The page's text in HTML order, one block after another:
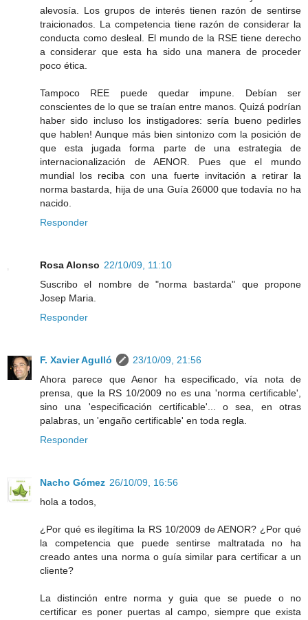
alevosía. Los grupos de interés tienen razón de sentirse
traicionados. La competencia tiene razón de considerar la
conducta como desleal. El mundo de la RSE tiene derecho
a considerar que esta ha sido una manera de proceder
poco ética.
Tampoco REE puede quedar impune. Debían ser
conscientes de lo que se traían entre manos. Quizá podrían
haber sido incluso los instigadores: sería bueno pedirles
que hablen! Aunque más bien sintonizo com la posición de
que esta jugada forma parte de una estrategia de
internacionalización de AENOR. Pues que el mundo
mundial los reciba con una fuerte invitación a retirar la
norma bastarda, hija de una Guía 26000 que todavía no ha
nacido.
Responder
Rosa Alonso 22/10/09, 11:10
Suscribo el nombre de "norma bastarda" que propone
Josep Maria.
Responder
F. Xavier Agulló
23/10/09, 21:56
Ahora parece que Aenor ha especificado, vía nota de
prensa, que la RS 10/2009 no es una 'norma certificable',
sino una 'especificación certificable'... o sea, en otras
palabras, un 'engaño certificable' en toda regla.
Responder
Nacho Gómez 26/10/09, 16:56
hola a todos,
¿Por qué es ilegítima la RS 10/2009 de AENOR? ¿Por qué
la competencia que puede sentirse maltratada no ha
creado antes una norma o guía similar para certificar a un
cliente?
La distinción entre norma y guia que se puede o no
certificar es poner puertas al campo, siempre que exista